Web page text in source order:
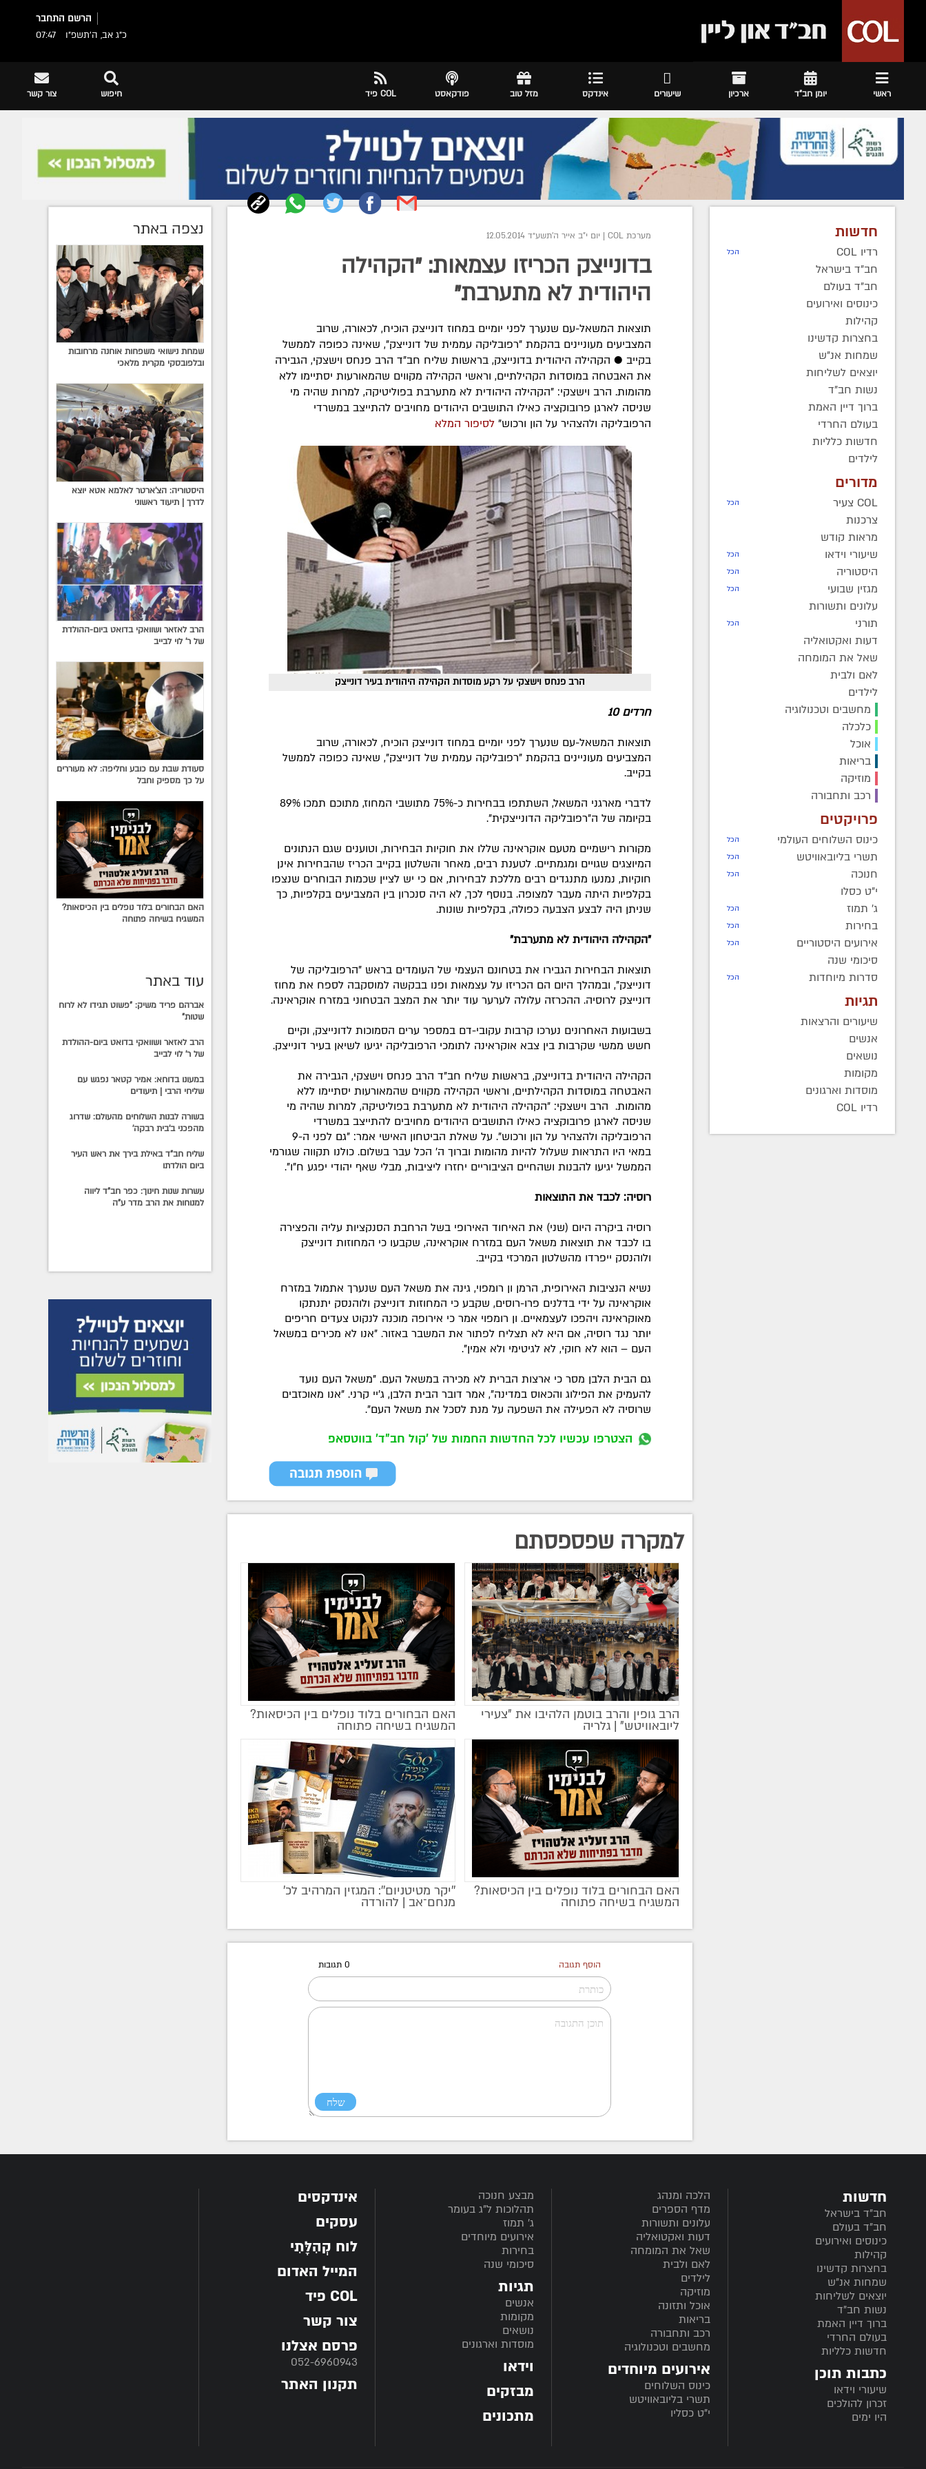
הרשם התחבר
כ"ג אב, ה׳תשפ״ו
07:47
ראשי יומן חב"ד ארכיון שיעורים אינדקס מזל טוב פודקאסט COL פיד צור קשר חיפוש
חדשות
רדיו COL הכל
חב"ד בישראל
חב"ד בעולם
כינוסים ואירועים
קהילות
בחצרות קדשינו
שמחות אנ"ש
יוצאים לשליחות
נשות חב"ד
ברוך דיין האמת
בעולם החרדי
חדשות כלליות
לילדים
מדורים
COL צעיר הכל
צרכנות
מראות קודש
שיעורי וידאו
הכל
היסטוריה הכל
מגזין שבועי הכל
עלונים ותשורות
תורני
הכל
דעות ואקטואליה
שאל את המומחה
לאם ולבית
לילדים
מחשבים וטכנולוגיה
כלכלה
אוכל
בריאות
מוזיקה
רכב ותחבורה
פרויקטים
כינוס השלוחים העולמי הכל
תשרי בליובאוויטש הכל
חנוכה הכל
י"ט כסלו
ג' תמוז
הכל
בחירות הכל
אירועים היסטוריים הכל
סיכומי שנה
סדרות מיוחדות
הכל
תגיות
שיעורים והרצאות
אנשים
נושאים
מקומות
מוסדות וארגונים
רדיו COL
מערכת COL | יום י"ב אייר ה׳תשע״ד 12.05.2014
בדונייצק הכריזו עצמאות: "הקהילה
היהודית לא מתערבת"
תוצאות המשאל-עם שנערך לפני יומיים במחוז דונייצק הוכיח, לכאורה, שרוב
המצביעים מעוניינים בהקמת "רפובליקה עממית של דונייצק", שאינה כפופה לממשל
בקייב ● הקהילה היהודית בדונייצק, בראשות שליח חב"ד הרב פנחס וישצקי, הגבירה
את האבטחה במוסדות הקהילתיים, וראשי הקהילה מקווים שהמאורעות יסתיימו ללא
מהומות. הרב וישצקי: "הקהילה היהודית לא מתערבת בפוליטיקה, למרות שהיה מי
שניסה לארגן פרובוקציה כאילו התושבים היהודים מחויבים להתייצב במשרדי
הרפובליקה ולהצהיר על הון ורכוש"לסיפור המלא
הרב פנחס וישצקי על רקע מוסדות הקהילה היהודית בעיר דונייצק
חרדים 10
תוצאות המשאל-עם שנערך לפני יומיים במחוז דונייצק הוכיח, לכאורה, שרוב
המצביעים מעוניינים בהקמת "רפובליקה עממית של דונייצק", שאינה כפופה לממשל
בקייב.
לדברי מארגני המשאל, השתתפו בבחירות כ-75% מתושבי המחוז, מתוכם תמכו 89%
בקיומה של ה"רפובליקה הדונייצקית".
מקורות רישמיים מטעם אוקראינה שללו את חוקיות הבחירות, וטוענים שגם הנתונים
המיוצגים שגויים ומגמתיים. לטענת רבים, מאחר והשלטון בקייב הכריז שהבחירות אינן
חוקיות, נמנעו מתנגדים רבים מללכת לבחירות, אם כי יש לציין שכמות הבוחרים שנצפו
בקלפיות היתה מעבר למצופה. בנוסף לכך, לא היה סנכרון בין המצביעים בקלפיות, כך
שניתן היה לבצע הצבעה כפולה, בקלפיות שונות.
"הקהילה היהודית לא מתערבת"
תוצאות הבחירות הגבירו את בטחונם העצמי של העומדים בראש "הרפובליקה של
דונייצק", ובמהלך היום הם הכריזו על עצמאות ופנו בבקשה למוסקבה לספח את מחוז
דונייצק לרוסיה. ההכרזה עלולה לערער עוד יותר את המצב הבטחוני במזרח אוקראינה.
בשבועות האחרונים נערכו קרבות עקובי-דם במספר ערים הסמוכות לדונייצק, וקיים
חשש ממשי שקרבות בין צבא אוקראינה לתומכי הרפובליקה יגיעו לשיאן בעיר דונייצק.
הקהילה היהודית בדונייצק, בראשות שליח חב"ד הרב פנחס וישצקי, הגבירה את
האבטחה במוסדות הקהילתיים, וראשי הקהילה מקווים שהמאורעות יסתיימו ללא
מהומות. הרב וישצקי: "הקהילה היהודית לא מתערבת בפוליטיקה, למרות שהיה מי
שניסה לארגן פרובוקציה כאילו התושבים היהודים מחויבים להתייצב במשרדי
הרפובליקה ולהצהיר על הון ורכוש". על שאלת הביטחון האישי אמר: "גם לפני ה-9
במאי היו התראות שעלול להיות מהומות וברוך ה' הכל עבר בשלום. כולנו תקווה שגורמי
הממשל יגיעו להבנות ושהחיים הציבוריים יחזרו ליציבות, מבלי שאף יהודי יפגע ח"ו".
רוסיה: לכבד את התוצאות
רוסיה ביקרה היום (שני) את האיחוד האירופי בשל הרחבת הסנקציות עליה והפצירה
בו לכבד את תוצאות משאל העם במזרח אוקראינה, שקבעו כי המחוזות דונייצק
ולוהנסק ייפרדו מהשלטון המרכזי בקייב.
נשיא הנציבות האירופית, הרמן ון רומפוי, גינה את משאל העם שנערך אתמול במזרח
אוקראינה על ידי בדלנים פרו-רוסים, שקבע כי המחוזות דונייצק ולוהנסק יתנתקו
מאוקראינה ויהפכו לעצמאיים. ון רומפוי אמר כי אירופה מוכנה לנקוט צעדים חריפים
יותר נגד רוסיה, אם היא לא תצליח לפתור את המשבר באזור. "אנו לא מכירים במשאל
העם – הוא לא חוקי, לא לגיטימי ולא אמין".
גם הבית הלבן מסר כי ארצות הברית לא מכירה במשאל העם. "משאל העם נועד
להעמיק את הפילוג והכאוס במדינה", אמר דובר הבית הלבן, ג'יי קרני. "אנו מאוכזבים
שרוסיה לא הפעילה את השפעה על מנת לסכל את משאל העם".
הצטרפו עכשיו לכל החדשות החמות של 'קול חב"ד' בווטסאפ
למקרה שפספסתם
הרב גופין והרב בוטמן הלהיבו את "צעירי
ליובאוויטש" | גלריה
האם הבחורים בלוד נופלים בין הכיסאות?
המשגיח בשיחה פתוחה
מקודם
האם הבחורים בלוד נופלים בין הכיסאות?
המשגיח בשיחה פתוחה
מקודם
''יקר מטיטניום'': המגזין המרהיב לכ’
מנחם־אב | להורדה
הוסף תגובה 0 תגובות
נצפה באתר
שמחת נישואי משפחות אוחנה מרחובות
ובלפובסקי מקרית מלאכי
היסטוריה: הצ'ארטר לאלמא אטא יוצא
לדרך | תיעוד ראשוני
הרב לאזאר ושוואקי בדואט ביום-ההולדת
של ר' לוי לבייב
סעודת שבת עם כובע וחליפה: לא מעוררים
על כך מספיק וחבל
האם הבחורים בלוד נופלים בין הכיסאות?
המשגיח בשיחה פתוחה
עוד באתר
אברהם פריד משיק: "פשוט תגידו לא לרוח
שטות"
הרב לאזאר ושוואקי בדואט ביום-ההולדת
של ר' לוי לבייב
במעונו בדוחא: אמיר קטאר נפגש עם
שליחי הרבי | תיעודים
בשורה לבנות השלוחים מהעולם: שדרוג
מהפכני ב'בית רבקה'
שליח חב"ד באילת בירך את ראש העיר
ביום הולדתו
עשרות שנות חינוך: כפר חב"ד ליווה
למנוחות את הרב מדר ע"ה
חדשות
חב”ד בישראל
חב”ד בעולם
כינוסים ואירועים
קהילות
בחצרות קדשינו
שמחות אנ"ש
יוצאים לשליחות
נשות חב"ד
ברוך דיין האמת
בעולם החרדי
חדשות כלליות
כתבות תוכן
שיעורי וידאו
זכרון להולכים
היו ימים
הלכה ומנהג
מדף הספרים
עלונים ותשורות
דעות ואקטואליה
שאל את המומחה
לאם ולבית
לילדים
מוזיקה
אוכל ותזונה
בריאות
רכב ותחבורה
מחשבים וטכנולוגיה
אירועים מיוחדים
כינוס השלוחים
תשרי בליובאוויטש
י"ט כסליו
מבצע חנוכה
תהלוכות ל"ג בעומר
ג' תמוז
אירועים מיוחדים
בחירות
סיכומי שנה
תגיות
אנשים
מקומות
נושאים
מוסדות וארגונים
וידאו
מבזקים
מתכונים
אינדקסים
עסקים
לוח קְהִלָּתִי
המייל האדום
COL פיד
צור קשר
פרסם אצלנו
052-6960943
תקנון האתר